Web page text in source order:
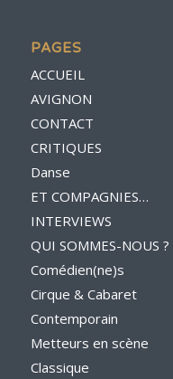
PAGES
ACCUEIL
AVIGNON
CONTACT
CRITIQUES
Danse
ET COMPAGNIES…
INTERVIEWS
QUI SOMMES-NOUS ?
Comédien(ne)s
Cirque & Cabaret
Contemporain
Metteurs en scène
Classique